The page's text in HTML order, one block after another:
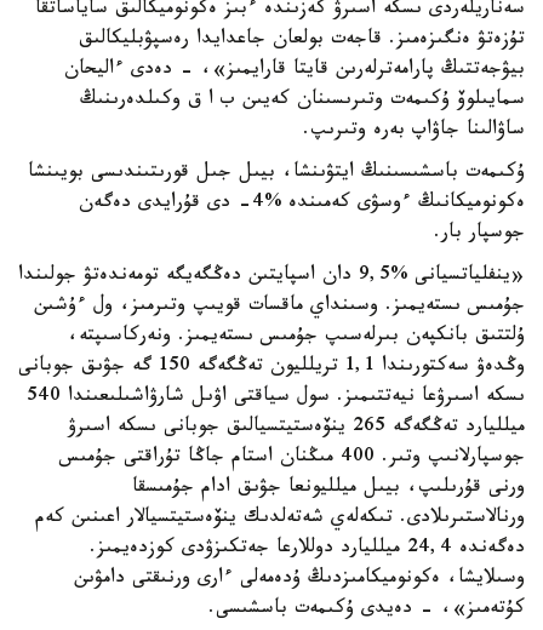
سەناريلەردى ىسكە اسىرۋ كەزىندە ءبىز ەكونوميكالىق ساياساتقا
تۇزەتۋ ەنگىزەمىز. قاجەت بولعان جاعدايدا رەسپۋبليكالىق
بيۋجەتتىڭ پارامەترلەرىن قايتا قارايمىز»، - دەدى ءاليحان
سمايىلوۆ ۇكىمەت وتىرىسىنان كەيىن ب ا ق وكىلدەرىنىڭ
ساۋالىنا جاۋاپ بەرە وتىرىپ.
ۇكىمەت باسشىسىنىڭ ايتۋىنشا، بيىل جىل قورىتىندىسى بويىنشا
ەكونوميكانىڭ ءوسۋى كەمىندە %4- دى قۇرايدى دەگەن
جوسپار بار.
«ينفلياتسيانى %9,5 دان اسپايتىن دەڭگەيگە تومەندەتۋ جولىندا
جۇمىس ىستەيمىز. وسىنداي ماقسات قويىپ وتىرمىز، ول ءۇشىن
ۇلتتىق بانكپەن بىرلەسىپ جۇمىس ىستەيمىز. ونەركاسىپتە،
وڭدەۋ سەكتورىندا 1,1 تريلليون تەڭگەگە 150 گە جۋىق جوبانى
ىسكە اسىرۋعا نيەتتىمىز. سول سياقتى اۋىل شارۋاشىلىعىندا 540
ميلليارد تەڭگەگە 265 ينۆەستيتسيالىق جوبانى ىسكە اسىرۋ
جوسپارلانىپ وتىر. 400 مىڭنان استام جاڭا تۇراقتى جۇمىس
ورنى قۇرىلىپ، بيىل ميلليونعا جۋىق ادام جۇمىسقا
ورنالاستىرىلادى. تىكەلەي شەتەلدىك ينۆەستيتسيالار اعىنىن كەم
دەگەندە 24,4 ميلليارد دوللارعا جەتكىزۋدى كوزدەيمىز.
وسىلايشا، ەكونوميكامىزدىڭ ۇدەمەلى ءارى ورنىقتى دامۋىن
كۇتەمىز»، - دەيدى ۇكىمەت باسشىسى.